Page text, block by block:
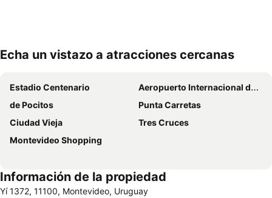
Echa un vistazo a atracciones cercanas
Estadio Centenario
Aeropuerto Internacional de Carrasco General Cesáreo L. Berisso
de Pocitos
Punta Carretas
Ciudad Vieja
Tres Cruces
Montevideo Shopping
Información de la propiedad
Yí 1372, 11100, Montevideo, Uruguay